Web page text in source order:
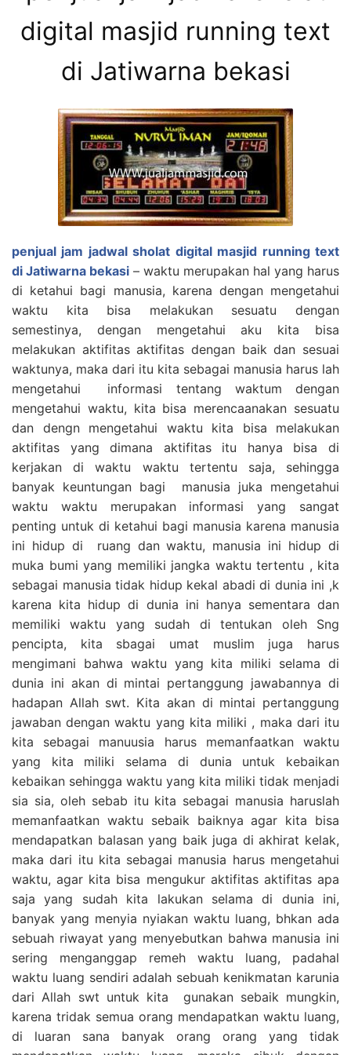
digital masjid running text
di Jatiwarna bekasi
penjual jam jadwal sholat digital masjid running text
di Jatiwarna bekasi – waktu merupakan hal yang harus
di ketahui bagi manusia, karena dengan mengetahui
waktu kita bisa melakukan sesuatu dengan
semestinya, dengan mengetahui aku kita bisa
melakukan aktifitas aktifitas dengan baik dan sesuai
waktunya, maka dari itu kita sebagai manusia harus lah
mengetahui informasi tentang waktum dengan
mengetahui waktu, kita bisa merencaanakan sesuatu
dan dengn mengetahui waktu kita bisa melakukan
aktifitas yang dimana aktifitas itu hanya bisa di
kerjakan di waktu waktu tertentu saja, sehingga
banyak keuntungan bagi manusia juka mengetahui
waktu waktu merupakan informasi yang sangat
penting untuk di ketahui bagi manusia karena manusia
ini hidup di ruang dan waktu, manusia ini hidup di
muka bumi yang memiliki jangka waktu tertentu , kita
sebagai manusia tidak hidup kekal abadi di dunia ini ,k
karena kita hidup di dunia ini hanya sementara dan
memiliki waktu yang sudah di tentukan oleh Sng
pencipta, kita sbagai umat muslim juga harus
mengimani bahwa waktu yang kita miliki selama di
dunia ini akan di mintai pertanggung jawabannya di
hadapan Allah swt. Kita akan di mintai pertanggung
jawaban dengan waktu yang kita miliki , maka dari itu
kita sebagai manuusia harus memanfaatkan waktu
yang kita miliki selama di dunia untuk kebaikan
kebaikan sehingga waktu yang kita miliki tidak menjadi
sia sia, oleh sebab itu kita sebagai manusia haruslah
memanfaatkan waktu sebaik baiknya agar kita bisa
mendapatkan balasan yang baik juga di akhirat kelak,
maka dari itu kita sebagai manusia harus mengetahui
waktu, agar kita bisa mengukur aktifitas aktifitas apa
saja yang sudah kita lakukan selama di dunia ini,
banyak yang menyia nyiakan waktu luang, bhkan ada
sebuah riwayat yang menyebutkan bahwa manusia ini
sering menganggap remeh waktu luang, padahal
waktu luang sendiri adalah sebuah kenikmatan karunia
dari Allah swt untuk kita gunakan sebaik mungkin,
karena tridak semua orang mendapatkan waktu luang,
di luaran sana banyak orang orang yang tidak